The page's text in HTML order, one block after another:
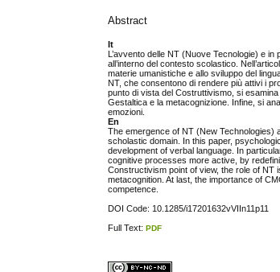
Abstract
It
L’avvento delle NT (Nuove Tecnologie) e
all’interno del contesto scolastico.
materie umanistiche e allo sviluppo del
NT, che consentono di rendere più attivi i
punto di vista del Costruttivismo, si
Gestaltica e la metacognizione. Infine, si
emozioni.
En
The emergence of NT (New Technologies)
scholastic domain. In this paper,
development of verbal language. In
cognitive processes more active, by
Constructivism point of view, the role of NT
metacognition. At last, the importance of
competence.
DOI Code: 10.1285/i17201632vVIIn11p11
Full Text:PDF